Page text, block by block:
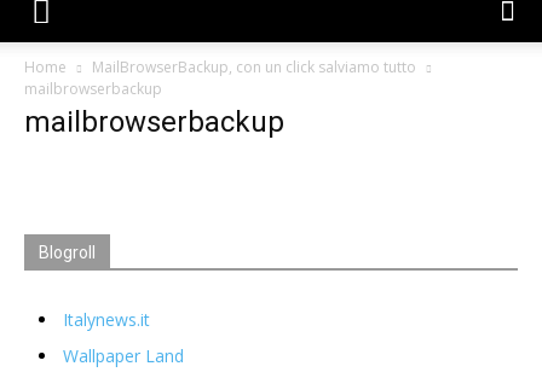
Home
MailBrowserBackup, con un click salviamo tutto
mailbrowserbackup
mailbrowserbackup
Blogroll
Italynews.it
Wallpaper Land